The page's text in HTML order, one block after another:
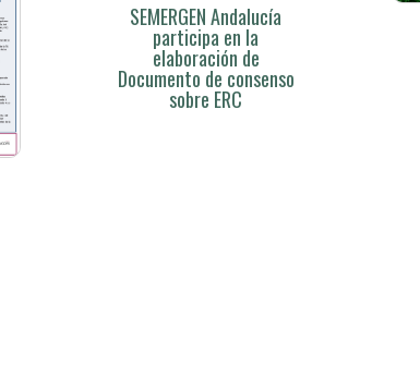
SEMERGEN Andalucía
participa en la
elaboración de
Documento de consenso
sobre ERC